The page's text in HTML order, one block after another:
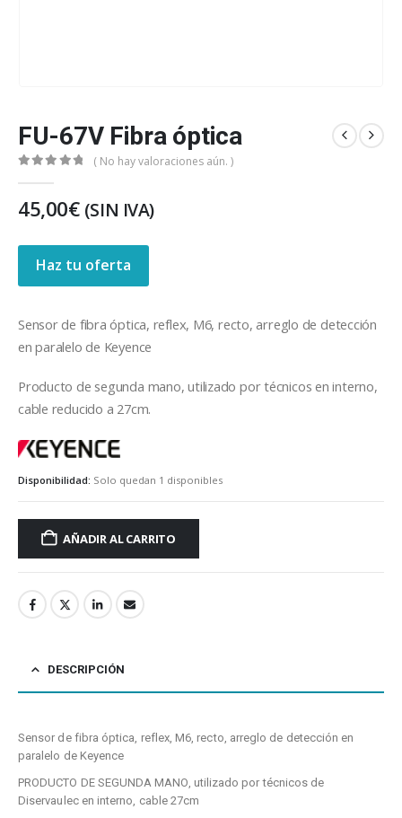
FU-67V Fibra óptica
( No hay valoraciones aún. )
45,00€ (SIN IVA)
Haz tu oferta
Sensor de fibra óptica, reflex, M6, recto, arreglo de detección
en paralelo de Keyence
Producto de segunda mano, utilizado por técnicos en interno,
cable reducido a 27cm.
Disponibilidad: Solo quedan 1 disponibles
AÑADIR AL CARRITO
DESCRIPCIÓN
Sensor de fibra óptica, reflex, M6, recto, arreglo de detección en
paralelo de Keyence
PRODUCTO DE SEGUNDA MANO, utilizado por técnicos de
Diservaulec en interno, cable 27cm